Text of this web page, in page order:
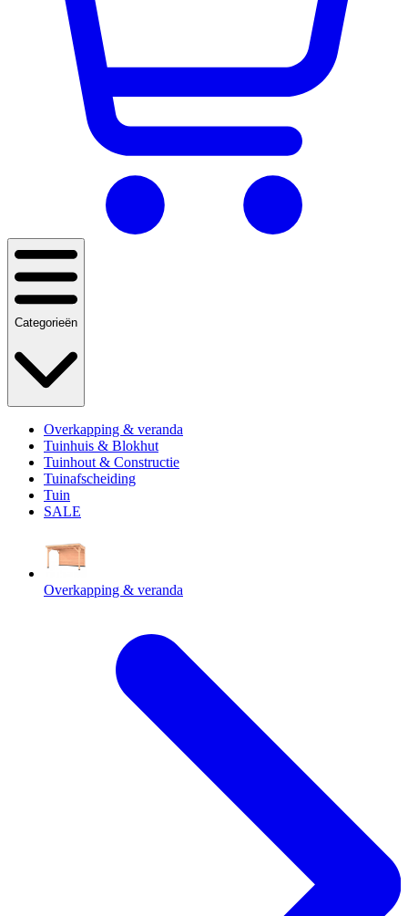
Categorieën
Overkapping & veranda
Tuinhuis & Blokhut
Tuinhout & Constructie
Tuinafscheiding
Tuin
SALE
Overkapping & veranda